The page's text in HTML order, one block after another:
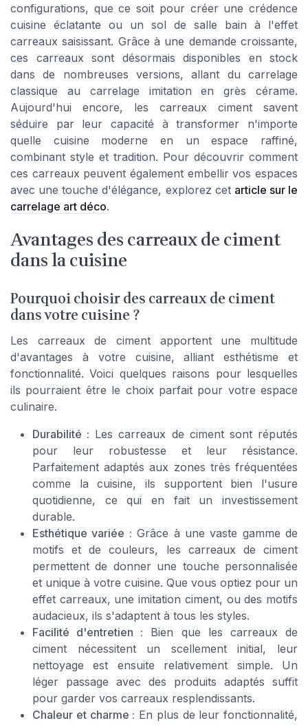
configurations, que ce soit pour créer une crédence
cuisine éclatante ou un sol de salle bain à l'effet
carreaux saisissant. Grâce à une demande croissante,
ces carreaux sont désormais disponibles en stock
dans de nombreuses versions, allant du carrelage
classique au carrelage imitation en grès cérame.
Aujourd'hui encore, les carreaux ciment savent
séduire par leur capacité à transformer n'importe
quelle cuisine moderne en un espace raffiné,
combinant style et tradition. Pour découvrir comment
ces carreaux peuvent également embellir vos espaces
avec une touche d'élégance, explorez cet article sur le
carrelage art déco.
Avantages des carreaux de ciment
dans la cuisine
Pourquoi choisir des carreaux de ciment
dans votre cuisine ?
Les carreaux de ciment apportent une multitude
d'avantages à votre cuisine, alliant esthétisme et
fonctionnalité. Voici quelques raisons pour lesquelles
ils pourraient être le choix parfait pour votre espace
culinaire.
Durabilité : Les carreaux de ciment sont réputés
pour leur robustesse et leur résistance.
Parfaitement adaptés aux zones très fréquentées
comme la cuisine, ils supportent bien l'usure
quotidienne, ce qui en fait un investissement
durable.
Esthétique variée : Grâce à une vaste gamme de
motifs et de couleurs, les carreaux de ciment
permettent de donner une touche personnalisée
et unique à votre cuisine. Que vous optiez pour un
effet carreaux, une imitation ciment, ou des motifs
audacieux, ils s'adaptent à tous les styles.
Facilité d'entretien : Bien que les carreaux de
ciment nécessitent un scellement initial, leur
nettoyage est ensuite relativement simple. Un
léger passage avec des produits adaptés suffit
pour garder vos carreaux resplendissants.
Chaleur et charme : En plus de leur fonctionnalité,